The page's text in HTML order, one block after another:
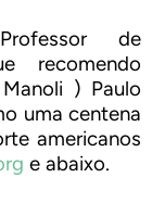
de
recomendo
) Paulo
uma centena
americanos
e abaixo.